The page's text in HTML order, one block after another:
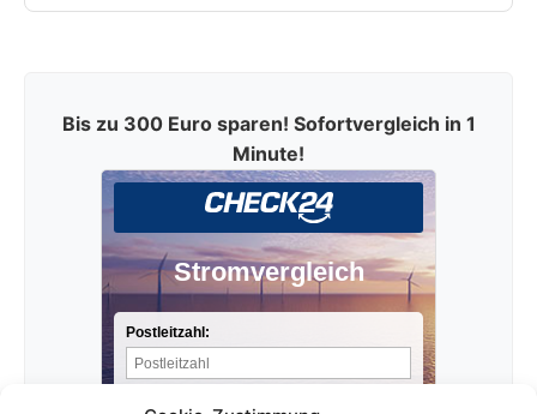
Bis zu 300 Euro sparen! Sofortvergleich in 1
Minute!
Stromvergleich
Postleitzahl: